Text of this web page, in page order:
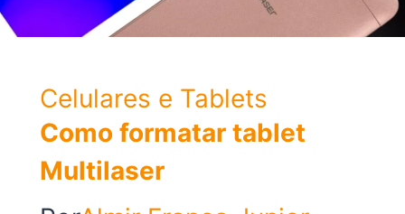
Celulares e Tablets
Como formatar tablet
Multilaser